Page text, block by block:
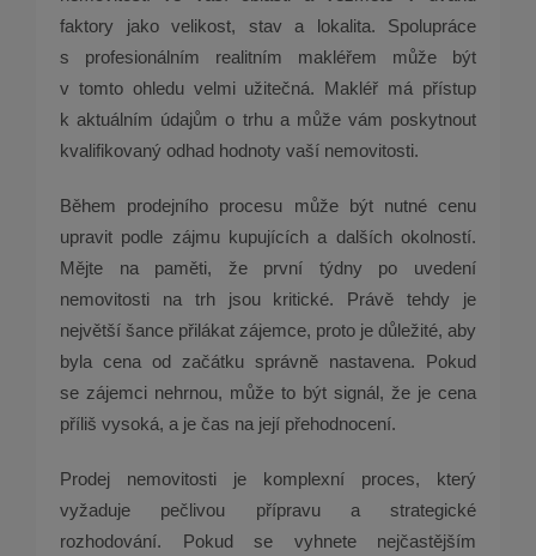
faktory jako velikost, stav a lokalita. Spolupráce
s profesionálním realitním makléřem může být
v tomto ohledu velmi užitečná. Makléř má přístup
k aktuálním údajům o trhu a může vám poskytnout
kvalifikovaný odhad hodnoty vaší nemovitosti.
Během prodejního procesu může být nutné cenu
upravit podle zájmu kupujících a dalších okolností.
Mějte na paměti, že první týdny po uvedení
nemovitosti na trh jsou kritické. Právě tehdy je
největší šance přilákat zájemce, proto je důležité, aby
byla cena od začátku správně nastavena. Pokud
se zájemci nehrnou, může to být signál, že je cena
příliš vysoká, a je čas na její přehodnocení.
Prodej nemovitosti je komplexní proces, který
vyžaduje pečlivou přípravu a strategické
rozhodování. Pokud se vyhnete nejčastějším